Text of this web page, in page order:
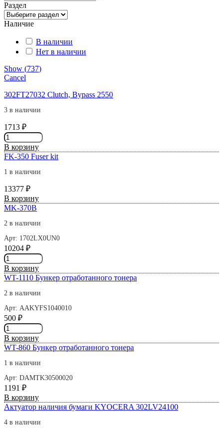
Раздел
Наличие
В наличии
Нет в наличии
Show (737)
Cancel
302FT27032 Clutch, Bypass 2550
3 в наличии
1713 ₽
Количество
товара
302FT27032
Clutch,
Bypass
В корзину
FK-350 Fuser kit
1 в наличии
13377 ₽
Количество
товара
350
Fuser
kit
В корзину
MK-370B
2 в наличии
Арт: 1702LX0UN0
10204 ₽
Количество
товара
MK-
370B
В корзину
WT-1110 Бункер отработанного тонера
2 в наличии
Арт: AAKYFS1040010
500 ₽
Количество
товара
WT-
1110
Бункер
тонера
В корзину
WT-860 Бункер отработанного тонера
1 в наличии
Арт: DAMTK30500020
1191 ₽
Количество
товара
860
В корзину
Актуатор наличия бумаги KYOCERA 302LV24100
4 в наличии